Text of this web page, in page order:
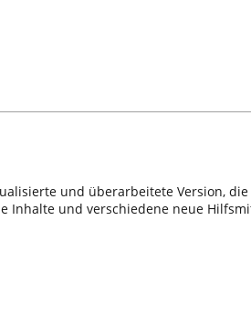
und überarbeitete Version,
und verschiedene neue